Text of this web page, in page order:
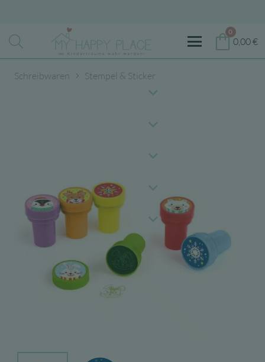
0
0,00€
Schreibwaren Stempel & Sticker